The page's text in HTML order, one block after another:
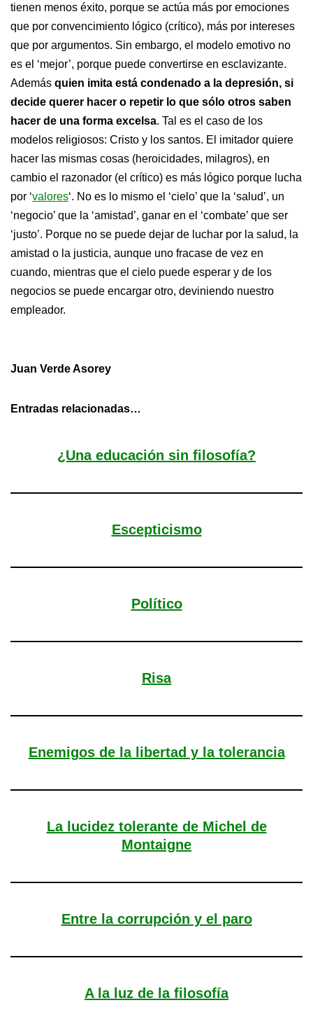
tienen menos éxito, porque se actúa más por emociones
que por convencimiento lógico (crítico), más por intereses
que por argumentos. Sin embargo, el modelo emotivo no
es el ‘mejor’, porque puede convertirse en esclavizante.
Además quien imita está condenado a la depresión, si
decide querer hacer o repetir lo que sólo otros saben
hacer de una forma excelsa. Tal es el caso de los
modelos religiosos: Cristo y los santos. El imitador quiere
hacer las mismas cosas (heroicidades, milagros), en
cambio el razonador (el crítico) es más lógico porque lucha
por ‘valores‘. No es lo mismo el ‘cielo’ que la ‘salud’, un
‘negocio’ que la ‘amistad’, ganar en el ‘combate’ que ser
‘justo’. Porque no se puede dejar de luchar por la salud, la
amistad o la justicia, aunque uno fracase de vez en
cuando, mientras que el cielo puede esperar y de los
negocios se puede encargar otro, deviniendo nuestro
empleador.
Juan Verde Asorey
Entradas relacionadas…
¿Una educación sin filosofía?
Escepticismo
Político
Risa
Enemigos de la libertad y la tolerancia
La lucidez tolerante de Michel de
Montaigne
Entre la corrupción y el paro
A la luz de la filosofía